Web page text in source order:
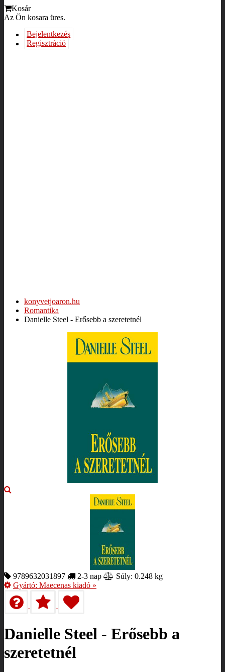
Kosár
Az Ön kosara üres.
Bejelentkezés
Regisztráció
konyvetjoaron.hu
Romantika
Danielle Steel - Erősebb a szeretetnél
9789632031897 2-3 nap
Súly: 0.248 kg
Gyártó: Maecenas kiadó »
Danielle Steel - Erősebb a
szeretetnél